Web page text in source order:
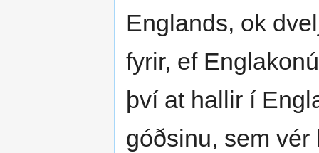
Englands, ok
fyrir, ef
því at hallir í
góðsinu, sem vér